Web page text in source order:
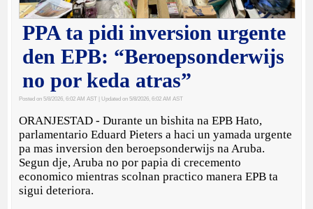
PPA ta pidi inversion urgente
den EPB: “Beroepsonderwijs
no por keda atras”
Posted on 5/8/2026, 6:02 AM AST | Updated on 5/8/2026, 6:02 AM AST
ORANJESTAD - Durante un bishita na EPB Hato,
parlamentario Eduard Pieters a haci un yamada urgente
pa mas inversion den beroepsonderwijs na Aruba.
Segun dje, Aruba no por papia di crecemento
economico mientras scolnan practico manera EPB ta
sigui deteriora.